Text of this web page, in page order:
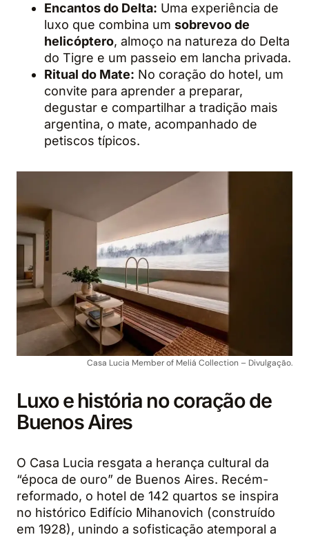
Encantos do Delta: Uma experiência de
luxo que combina um sobrevoo de
helicóptero, almoço na natureza do Delta
do Tigre e um passeio em lancha privada.
Ritual do Mate: No coração do hotel, um
convite para aprender a preparar,
degustar e compartilhar a tradição mais
argentina, o mate, acompanhado de
petiscos típicos.
Casa Lucia Member of Meliá Collection – Divulgação.
Luxo e história no coração de
Buenos Aires
O Casa Lucia resgata a herança cultural da
“época de ouro” de Buenos Aires. Recém-
reformado, o hotel de 142 quartos se inspira
no histórico Edifício Mihanovich (construído
em 1928), unindo a sofisticação atemporal a